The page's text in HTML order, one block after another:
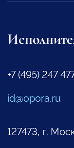
+7 (495) 247
id@opora.ru
127473, г.